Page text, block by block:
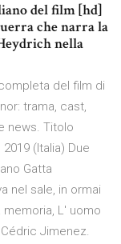
del film [hd]
che narra la
nella
del film di
trama, cast,
news. Titolo
(Italia) Due
Gatta
nel sale, in ormai
L' uomo
Jimenez.